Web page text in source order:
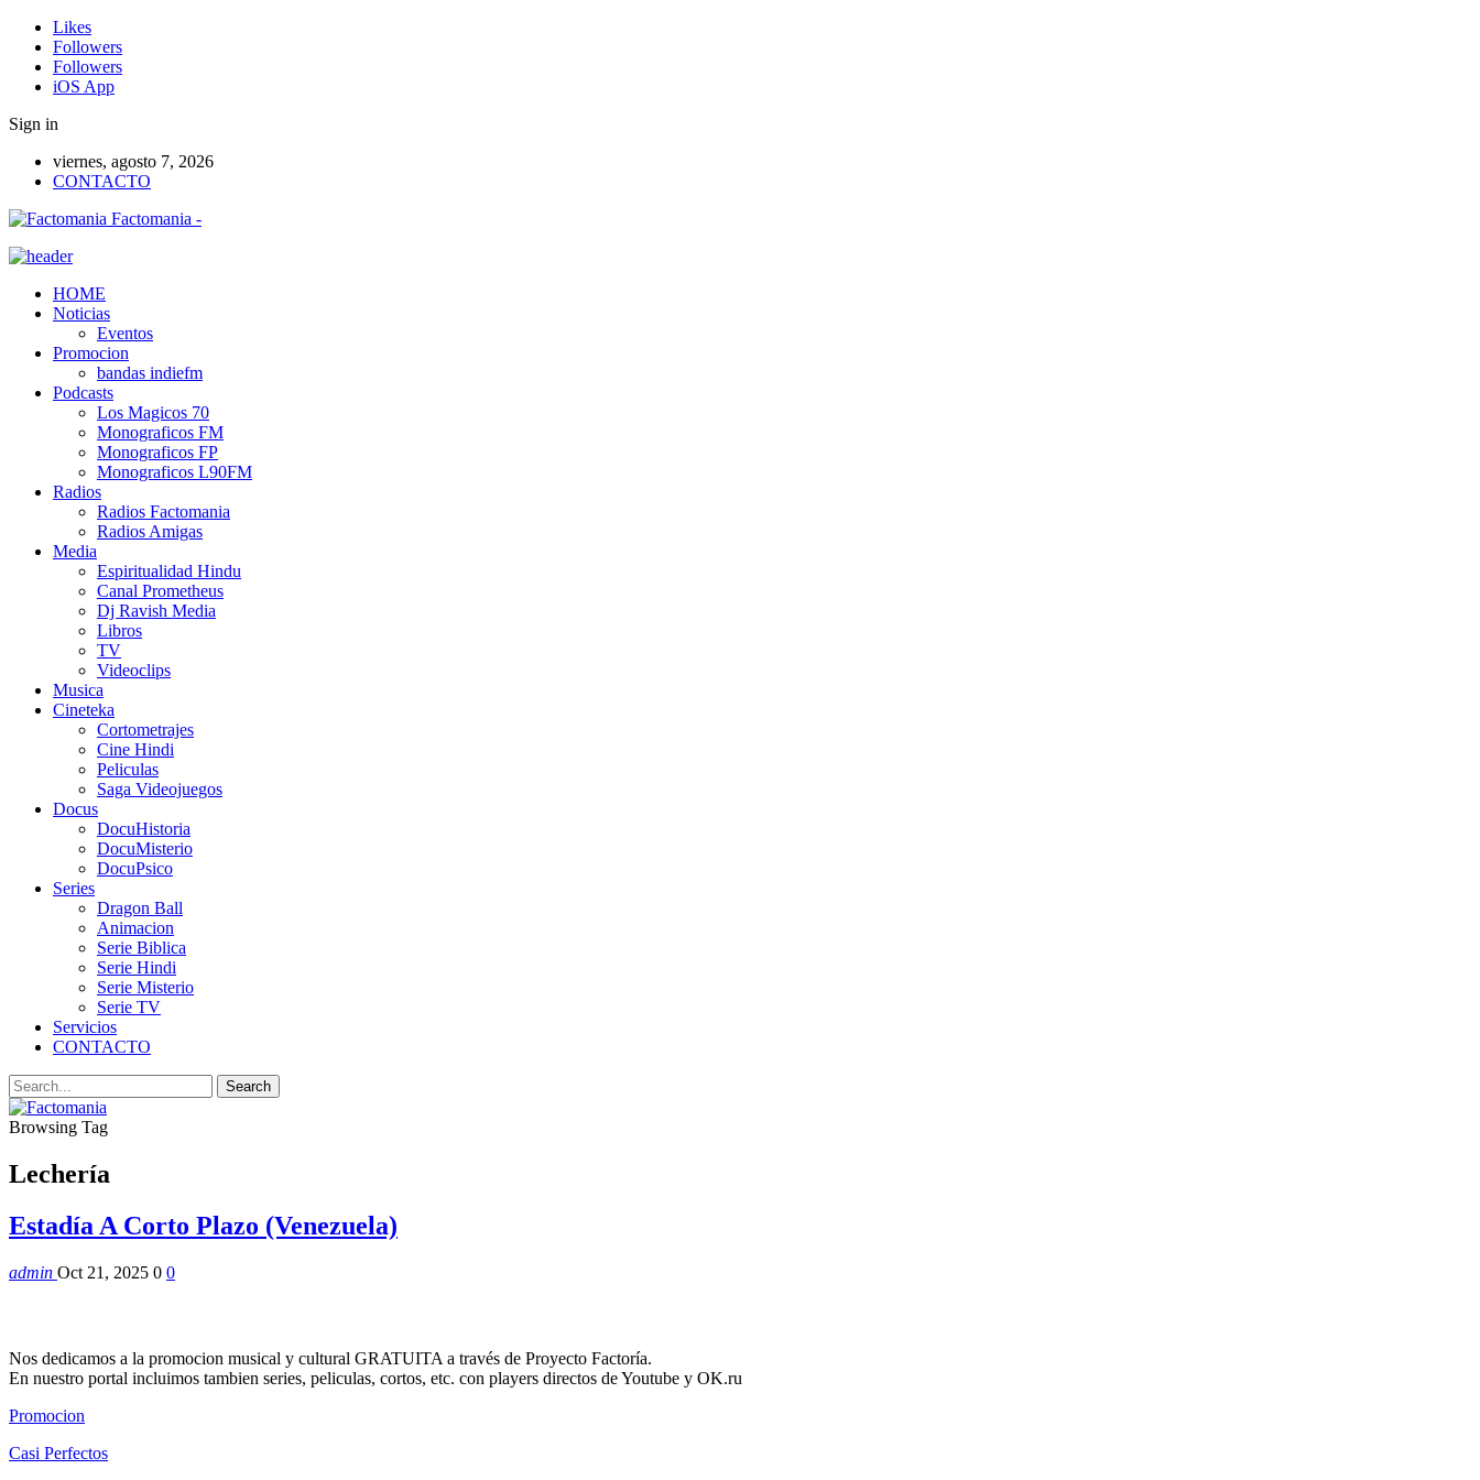
Likes
Followers
Followers
iOS App
Sign in
viernes, agosto 7, 2026
CONTACTO
Factomania -
HOME
Noticias
Eventos
Promocion
bandas indiefm
Podcasts
Los Magicos 70
Monograficos FM
Monograficos FP
Monograficos L90FM
Radios
Radios Factomania
Radios Amigas
Media
Espiritualidad Hindu
Canal Prometheus
Dj Ravish Media
Libros
TV
Videoclips
Musica
Cineteka
Cortometrajes
Cine Hindi
Peliculas
Saga Videojuegos
Docus
DocuHistoria
DocuMisterio
DocuPsico
Series
Dragon Ball
Animacion
Serie Biblica
Serie Hindi
Serie Misterio
Serie TV
Servicios
CONTACTO
Browsing Tag
Lechería
Estadía A Corto Plazo (Venezuela)
admin Oct 21, 2025 0 0
Nos dedicamos a la promocion musical y cultural GRATUITA a través de Proyecto Factoría.
En nuestro portal incluimos tambien series, peliculas, cortos, etc. con players directos de Youtube y OK.ru
Promocion
Casi Perfectos